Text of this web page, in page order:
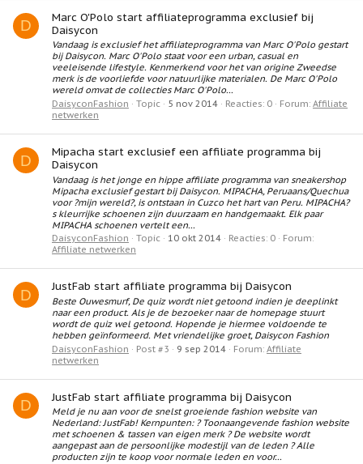
D
Marc O'Polo start affiliateprogramma exclusief bij
Daisycon
Vandaag is exclusief het affiliateprogramma van Marc O'Polo gestart
bij Daisycon. Marc O'Polo staat voor een urban, casual en
veeleisende lifestyle. Kenmerkend voor het van origine Zweedse
merk is de voorliefde voor natuurlijke materialen. De Marc O'Polo
wereld omvat de collecties Marc O'Polo...
DaisyconFashion
Topic 5 nov 2014 Reacties: 0 Forum: Affiliate
netwerken
D
Mipacha start exclusief een affiliate programma bij
Daisycon
Vandaag is het jonge en hippe affiliate programma van sneakershop
Mipacha exclusief gestart bij Daisycon. MIPACHA, Peruaans/Quechua
voor ?mijn wereld?, is ontstaan in Cuzco het hart van Peru. MIPACHA?
s kleurrijke schoenen zijn duurzaam en handgemaakt. Elk paar
MIPACHA schoenen vertelt een...
DaisyconFashion
Topic 10 okt 2014 Reacties: 0
Forum:
Affiliate netwerken
D
JustFab start affiliate programma bij Daisycon
Beste Ouwesmurf, De quiz wordt niet getoond indien je deeplinkt
naar een product. Als je de bezoeker naar de homepage stuurt
wordt de quiz wel getoond. Hopende je hiermee voldoende te
hebben geïnformeerd. Met vriendelijke groet, Daisycon Fashion
DaisyconFashion
Post #3 9 sep 2014 Forum: Affiliate
netwerken
D
JustFab start affiliate programma bij Daisycon
Meld je nu aan voor de snelst groeiende fashion website van
Nederland: JustFab! Kernpunten: ? Toonaangevende fashion website
met schoenen & tassen van eigen merk ? De website wordt
aangepast aan de persoonlijke modestijl van de leden ? Alle
producten zijn te koop voor normale leden en voor...